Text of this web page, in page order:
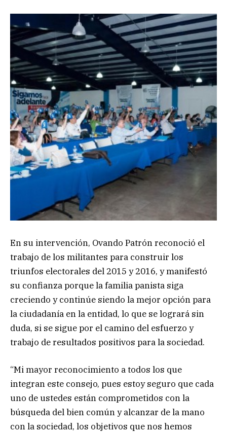
En su intervención, Ovando Patrón reconoció el
trabajo de los militantes para construir los
triunfos electorales del 2015 y 2016, y manifestó
su confianza porque la familia panista siga
creciendo y continúe siendo la mejor opción para
la ciudadanía en la entidad, lo que se logrará sin
duda, si se sigue por el camino del esfuerzo y
trabajo de resultados positivos para la sociedad.
“Mi mayor reconocimiento a todos los que
integran este consejo, pues estoy seguro que cada
uno de ustedes están comprometidos con la
búsqueda del bien común y alcanzar de la mano
con la sociedad, los objetivos que nos hemos